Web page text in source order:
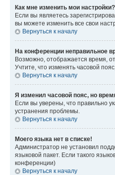
Как мне изменить мои настройки?
Если вы являетесь
вы можете изменить все свои
Вернуться к началу
На конференции неправильное
Возможно, отображается время,
Учтите, что изменять часовой
Вернуться к началу
Я изменил часовой пояс, но
Если вы уверены, что правильно
устранения проблемы.
Вернуться к началу
Моего языка нет в списке!
Администратор не установил
языковой пакет. Если такого
конференции)
Вернуться к началу